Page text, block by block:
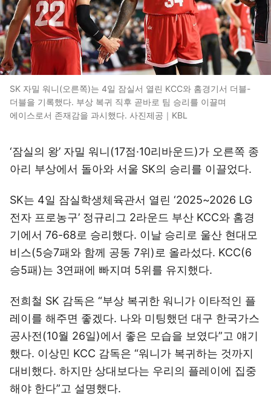
SK 자밀 워니(오른쪽)는 4일 잠실서 열린 KCC와 홈경기서 더블-
더블을 기록했다. 부상 복귀 직후 곧바로 팀 승리를 이끌며
에이스로서 존재감을 과시했다. 사진제공｜KBL
‘잠실의 왕’ 자밀 워니(17점·10리바운드)가 오른쪽 종
아리 부상에서 돌아와 서울 SK의 승리를 이끌었다.
SK는 4일 잠실학생체육관서 열린 ‘2025~2026 LG
전자 프로농구’ 정규리그 2라운드 부산 KCC와 홈경
기에서 76-68로 승리했다. 이날 승리로 울산 현대모
비스(5승7패와 함께 공동 7위)로 올라섰다. KCC(6
승5패)는 3연패에 빠지며 5위를 유지했다.
전희철 SK 감독은 “부상 복귀한 워니가 이타적인 플
레이를 해주면 좋겠다. 나와 미팅했던 대구 한국가스
공사전(10월 26일)에서 좋은 모습을 보였다”고 얘기
했다. 이상민 KCC 감독은 “워니가 복귀하는 것까지
대비했다. 하지만 상대보다는 우리의 플레이에 집중
해야 한다”고 설명했다.